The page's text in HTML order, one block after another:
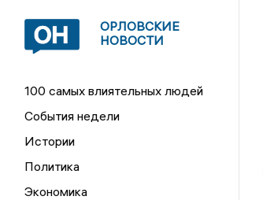
ОРЛОВСКИЕ
НОВОСТИ
100 самых влиятельных людей
События недели
Истории
Политика
Экономика